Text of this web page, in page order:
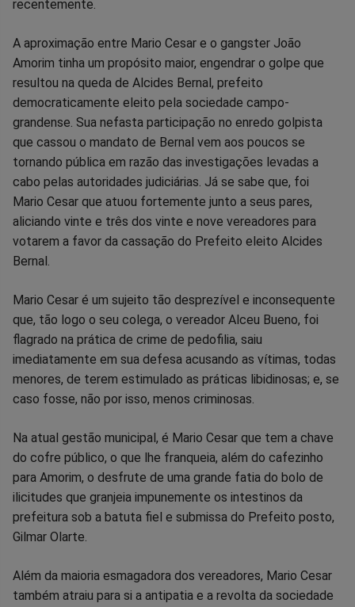
recentemente.
A aproximação entre Mario Cesar e o gangster João
Amorim tinha um propósito maior, engendrar o golpe que
resultou na queda de Alcides Bernal, prefeito
democraticamente eleito pela sociedade campo-
grandense. Sua nefasta participação no enredo golpista
que cassou o mandato de Bernal vem aos poucos se
tornando pública em razão das investigações levadas a
cabo pelas autoridades judiciárias. Já se sabe que, foi
Mario Cesar que atuou fortemente junto a seus pares,
aliciando vinte e três dos vinte e nove vereadores para
votarem a favor da cassação do Prefeito eleito Alcides
Bernal.
Mario Cesar é um sujeito tão desprezível e inconsequente
que, tão logo o seu colega, o vereador Alceu Bueno, foi
flagrado na prática de crime de pedofilia, saiu
imediatamente em sua defesa acusando as vítimas, todas
menores, de terem estimulado as práticas libidinosas; e, se
caso fosse, não por isso, menos criminosas.
Na atual gestão municipal, é Mario Cesar que tem a chave
do cofre público, o que lhe franqueia, além do cafezinho
para Amorim, o desfrute de uma grande fatia do bolo de
ilicitudes que granjeia impunemente os intestinos da
prefeitura sob a batuta fiel e submissa do Prefeito posto,
Gilmar Olarte.
Além da maioria esmagadora dos vereadores, Mario Cesar
também atraiu para si a antipatia e a revolta da sociedade